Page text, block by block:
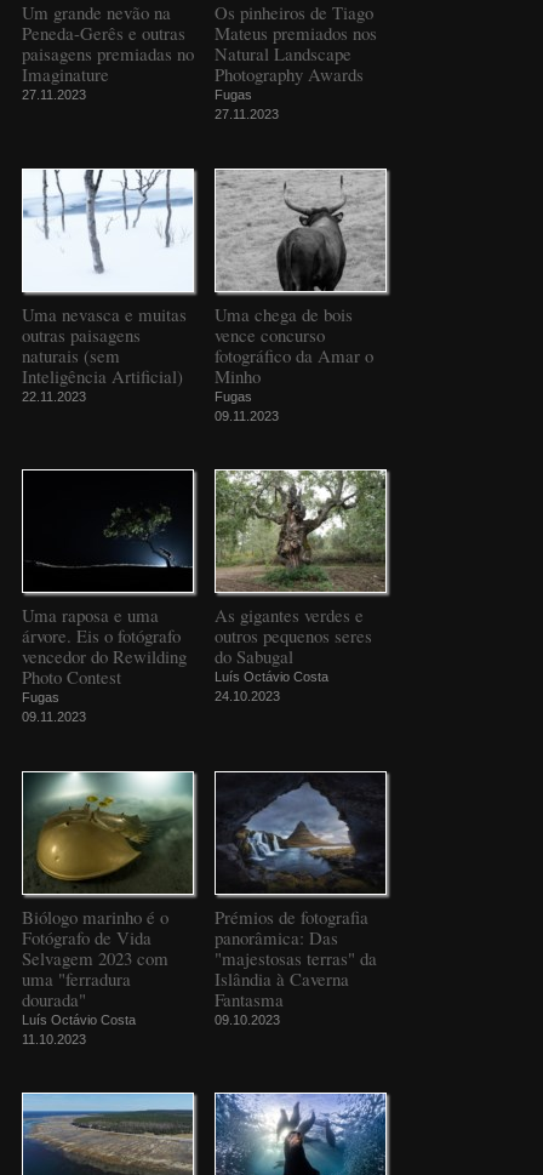
Um grande nevão na
Peneda-Gerês e outras
paisagens premiadas no
Imaginature
27.11.2023
Os pinheiros de Tiago
Mateus premiados nos
Natural Landscape
Photography Awards
Fugas
27.11.2023
Uma nevasca e muitas
outras paisagens
naturais (sem
Inteligência Artificial)
22.11.2023
Uma chega de bois
vence concurso
fotográfico da Amar o
Minho
Fugas
09.11.2023
Uma raposa e uma
árvore. Eis o fotógrafo
vencedor do Rewilding
Photo Contest
Fugas
09.11.2023
As gigantes verdes e
outros pequenos seres
do Sabugal
Luís Octávio Costa
24.10.2023
Biólogo marinho é o
Fotógrafo de Vida
Selvagem 2023 com
uma "ferradura
dourada"
Luís Octávio Costa
11.10.2023
Prémios de fotografia
panorâmica: Das
"majestosas terras" da
Islândia à Caverna
Fantasma
09.10.2023